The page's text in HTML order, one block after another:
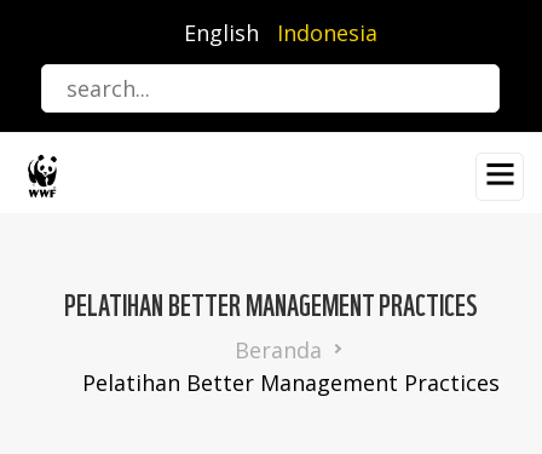
utama
English Indonesia
PELATIHAN BETTER MANAGEMENT PRACTICES
Beranda
Pelatihan Better Management Practices